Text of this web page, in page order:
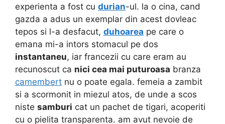
experienta a fost cu durian-ul. la o cina, cand
gazda a adus un exemplar din acest dovleac
tepos si l-a desfacut, duhoarea pe care o
emana mi-a intors stomacul pe dos
instantaneu, iar francezii cu care eram au
recunoscut ca nici cea mai puturoasa branza
camembert nu o poate egala. femeia a zambit
si a scormonit in miezul atos, de unde a scos
niste samburi cat un pachet de tigari, acoperiti
cu o pielita transparenta. am avut nevoie de